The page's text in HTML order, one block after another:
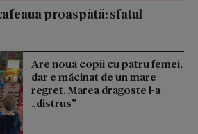
proaspătă: sfatul
Are nouă copii cu patru femei,
dar e măcinat de un mare
regret. Marea dragoste l-a
„distrus”